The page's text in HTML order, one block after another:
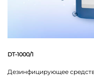
DT-1000/1
Дезинфицирующее